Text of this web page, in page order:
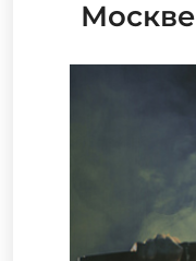
Москве